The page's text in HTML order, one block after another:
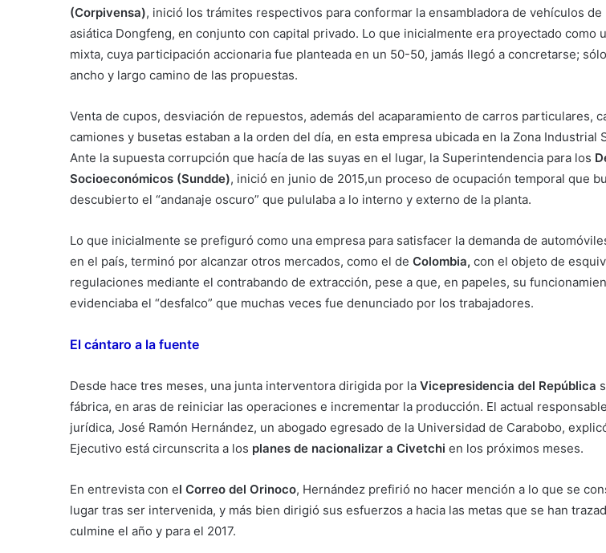
(Corpivensa), inició los trámites respectivos para conformar la ensambladora de vehículos de
asiática Dongfeng, en conjunto con capital privado. Lo que inicialmente era proyectado como
mixta, cuya participación accionaria fue planteada en un 50-50, jamás llegó a concretarse;
ancho y largo camino de las propuestas.
Venta de cupos, desviación de repuestos, además del acaparamiento de carros particulares,
camiones y busetas estaban a la orden del día, en esta empresa ubicada en la Zona Industrial
Ante la supuesta corrupción que hacía de las suyas en el lugar, la Superintendencia para los
Socioeconómicos (Sundde), inició en junio de 2015,un proceso de ocupación temporal que
descubierto el “andanaje oscuro” que pululaba a lo interno y externo de la planta.
Lo que inicialmente se prefiguró como una empresa para satisfacer la demanda de
en el país, terminó por alcanzar otros mercados, como el de Colombia, con el objeto de
regulaciones mediante el contrabando de extracción, pese a que, en papeles, su
evidenciaba el “desfalco” que muchas veces fue denunciado por los trabajadores.
El cántaro a la fuente
Desde hace tres meses, una junta interventora dirigida por la Vicepresidencia del República
fábrica, en aras de reiniciar las operaciones e incrementar la producción. El actual
jurídica, José Ramón Hernández, un abogado egresado de la Universidad de Carabobo,
Ejecutivo está circunscrita a los planes de nacionalizar a Civetchi en los próximos meses.
En entrevista con el Correo del Orinoco, Hernández prefirió no hacer mención a lo que se
lugar tras ser intervenida, y más bien dirigió sus esfuerzos a hacia las metas que se han
culmine el año y para el 2017.